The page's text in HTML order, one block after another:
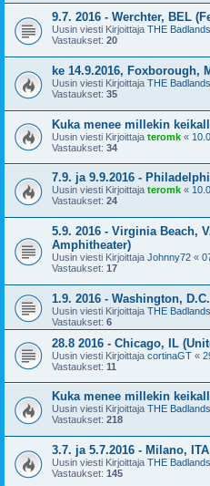
9.7. 2016 - Werchter, BEL
Uusin viesti Kirjoittaja THE
Vastaukset: 20
ke 14.9.2016, Foxborough,
Uusin viesti Kirjoittaja THE
Vastaukset: 35
Kuka menee millekin
Uusin viesti Kirjoittaja teromk «
Vastaukset: 34
7.9. ja 9.9.2016 -
Uusin viesti Kirjoittaja teromk «
Vastaukset: 24
5.9. 2016 - Virginia Beach,
Amphitheater)
Uusin viesti Kirjoittaja Johnny72 «
Vastaukset: 17
1.9. 2016 - Washington,
Uusin viesti Kirjoittaja THE
Vastaukset: 6
28.8 2016 - Chicago, IL
Uusin viesti Kirjoittaja cortinaGT «
Vastaukset: 11
Kuka menee millekin
Uusin viesti Kirjoittaja THE
Vastaukset: 218
3.7. ja 5.7.2016 - Milano,
Uusin viesti Kirjoittaja THE
Vastaukset: 145